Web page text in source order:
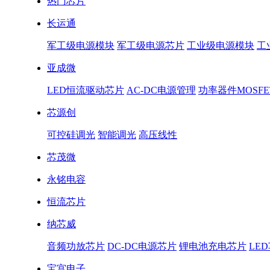
长运通
军工级电源模块 军工级电源芯片 工业级电源模块 工
亚成微
LED恒流驱动芯片 AC-DC电源管理 功率器件
芯源创
可控硅调光 智能调光 高压线性
芯茂微
永铭电容
恒流芯片
纳芯威
音频功放芯片 DC-DC电源芯片 锂电池充电芯片 LED